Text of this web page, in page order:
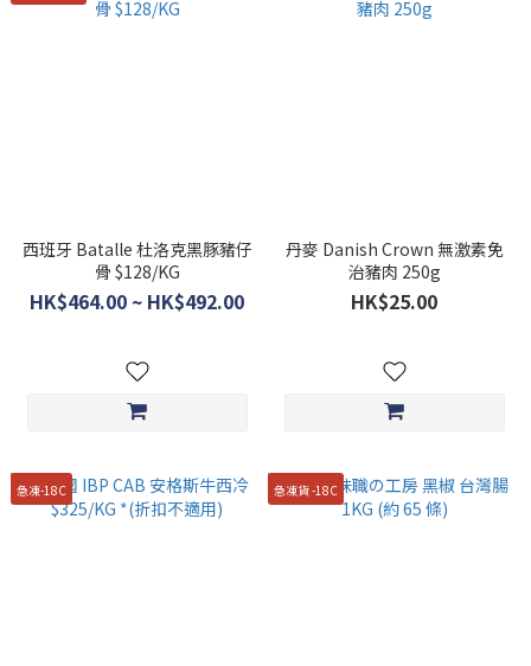
西班牙 Batalle 杜洛克黑豚豬仔
骨 $128/KG
HK$464.00 ~ HK$492.00
丹麥 Danish Crown 無激素免
治豬肉 250g
HK$25.00
急凍-18C 急凍貨 -18C